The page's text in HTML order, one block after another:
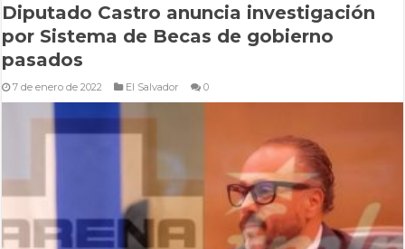
Diputado Castro anuncia investigación
por Sistema de Becas de gobierno
pasados
7 de enero de 2022 El Salvador 0